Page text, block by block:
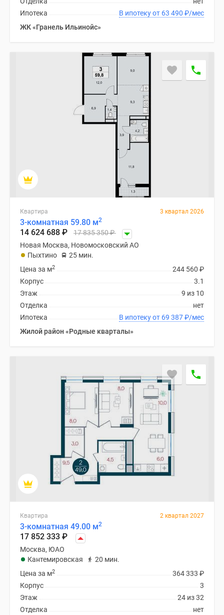
В ипотеку от 63 490 ₽/мес
Ипотека
ЖК «Гранель Ильинойс»
Квартира 3 квартал 2026
3-комнатная 59.80 м2
14 624 688 ₽ 17 835 350₽
Новая Москва, Новомосковский АО
Пыхтино
25 мин.
244 560 ₽
Цена за м2
3.1
Корпус
9 из 10
Этаж
нет
Отделка
В ипотеку от 69 387₽/мес
Ипотека
Жилой район «Родные кварталы»
Квартира 2 квартал 2027
3-комнатная 49.00 м2
17 852 333 ₽
Москва, ЮАО
Кантемировская
20 мин.
364 333 ₽
Цена за м2
3
Корпус
24 из 32
Этаж
нет
Отделка